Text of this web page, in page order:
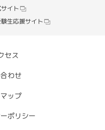
イト
生応援サイト
セス
わせ
ップ
ポリシー